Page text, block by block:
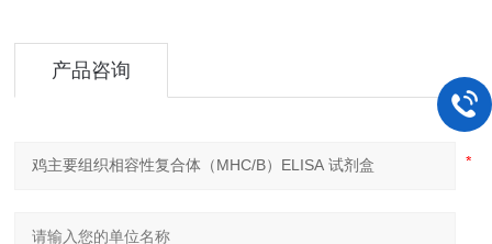
产品咨询